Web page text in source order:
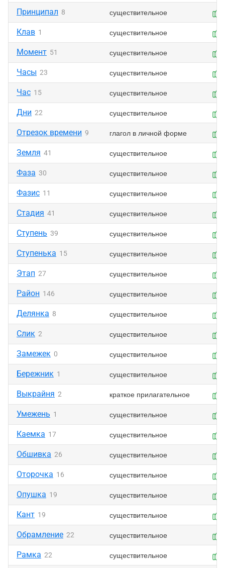
Принципал 8 существительное
Клав 1 существительное
Момент 51 существительное
Часы 23 существительное
Час 15 существительное
Дни 22 существительное
Отрезок времени 9 глагол в личной форме
Земля 41 существительное
Фаза 30 существительное
Фазис 11 существительное
Стадия 41 существительное
Ступень 39 существительное
Ступенька 15 существительное
Этап 27 существительное
Район 146 существительное
Делянка 8 существительное
Слик 2 существительное
Замежек 0 существительное
Бережник 1 существительное
Выкрайня 2 краткое прилагательное
Умежень 1 существительное
Каемка 17 существительное
Обшивка 26 существительное
Оторочка 16 существительное
Опушка 19 существительное
Кант 19 существительное
Обрамление 22 существительное
Рамка 22 существительное